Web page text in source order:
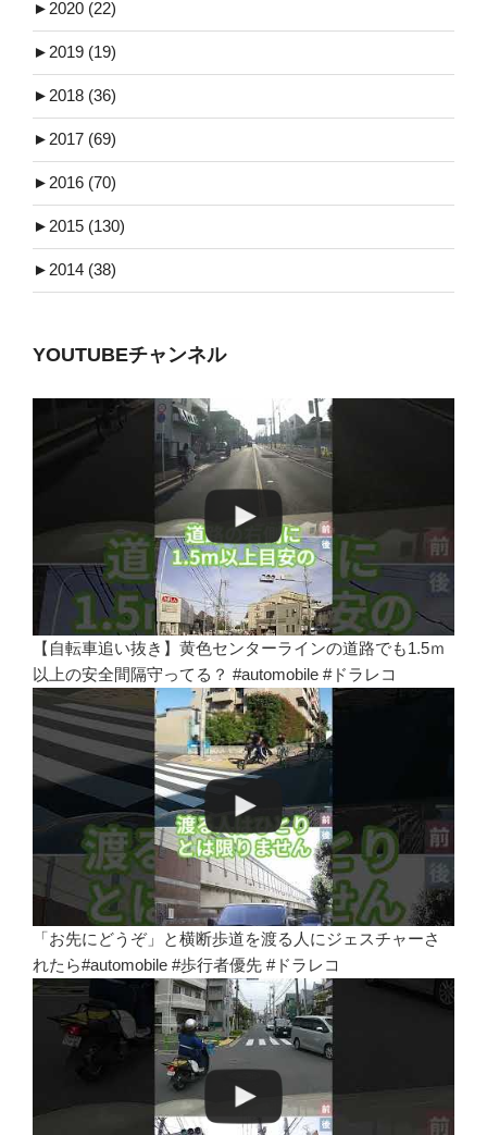
►2020 (22)
►2019 (19)
►2018 (36)
►2017 (69)
►2016 (70)
►2015 (130)
►2014 (38)
YOUTUBEチャンネル
【自転車追い抜き】黄色センターラインの道路でも1.5ｍ
以上の安全間隔守ってる？ #automobile #ドラレコ
「お先にどうぞ」と横断歩道を渡る人にジェスチャーさ
れたら#automobile #歩行者優先 #ドラレコ